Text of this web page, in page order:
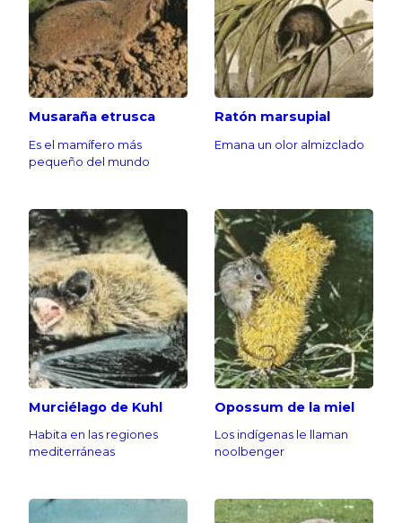
Musaraña etrusca
Es el mamífero más
pequeño del mundo
Ratón marsupial
Emana un olor almizclado
Murciélago de Kuhl
Habita en las regiones
mediterráneas
Opossum de la miel
Los indígenas le llaman
noolbenger